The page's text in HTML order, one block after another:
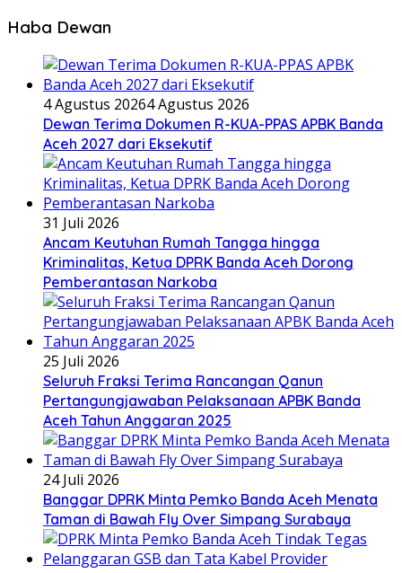
Haba Dewan
4 Agustus 20264 Agustus 2026
Dewan Terima Dokumen R-KUA-PPAS APBK Banda
Aceh 2027 dari Eksekutif
31 Juli 2026
Ancam Keutuhan Rumah Tangga hingga
Kriminalitas, Ketua DPRK Banda Aceh Dorong
Pemberantasan Narkoba
25 Juli 2026
Seluruh Fraksi Terima Rancangan Qanun
Pertangungjawaban Pelaksanaan APBK Banda
Aceh Tahun Anggaran 2025
24 Juli 2026
Banggar DPRK Minta Pemko Banda Aceh Menata
Taman di Bawah Fly Over Simpang Surabaya